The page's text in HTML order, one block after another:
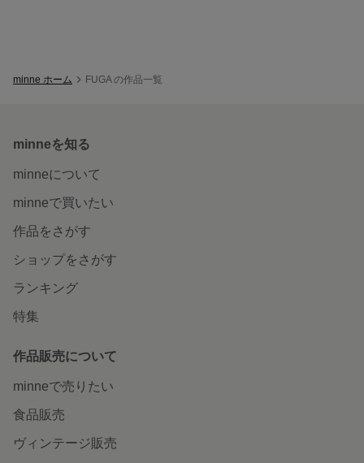
minne ホーム FUGA の作品一覧
minneを知る
minneについて
minneで買いたい
作品をさがす
ショップをさがす
ランキング
特集
作品販売について
minneで売りたい
食品販売
ヴィンテージ販売